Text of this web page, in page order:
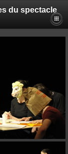
du spectacle